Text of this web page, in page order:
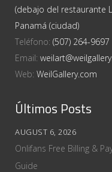
(debajo del restaurante
Panamá (ciudad)
Teléfono: (507) 264-9697
Email:
Web: WeilGallery.com
Últimos Posts
AUGUST 6, 2026
Onlifans Free Billing &
Guide